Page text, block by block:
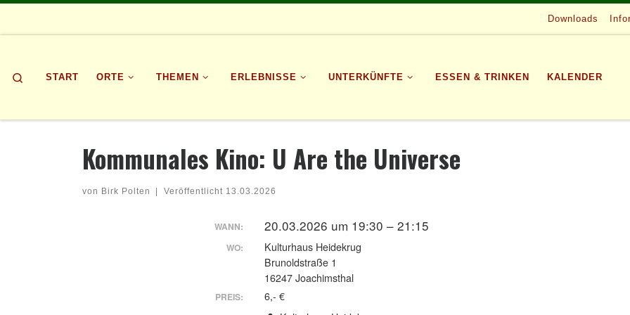
Downloads
START ORTE THEMEN ERLEBNISSE UNTERKÜNFTE ESSEN & TRINKEN KALENDER
Search
Kommunales Kino: U Are the Universe
von Birk Polten | Veröffentlicht 13.03.2026
WANN: 20.03.2026 um 19:30 – 21:15
WO:
Kulturhaus Heidekrug
Brunoldstraße 1
16247 Joachimsthal
PREIS: 6,- €